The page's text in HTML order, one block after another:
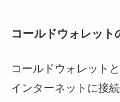
コールドウォレット
コールドウォレット
インターネットに接